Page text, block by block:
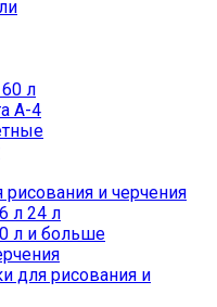
л
А-4
и черчения
л 24 л
л и больше
для рисования и